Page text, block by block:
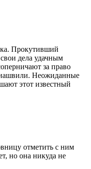
Прокутивший
дела удачным
за право
Неожиданные
этот известный
отметить с ним
но она никуда не